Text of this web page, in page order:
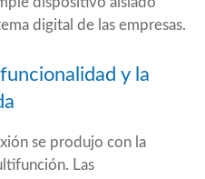
digital de las empresas.
y la
se produjo con la
Las